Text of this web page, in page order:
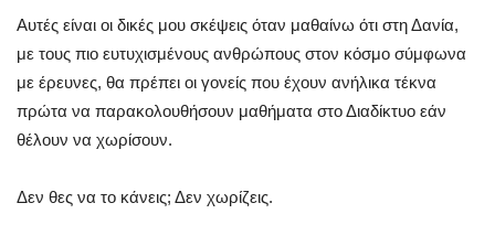
Αυτές είναι οι δικές μου σκέψεις όταν μαθαίνω ότι στη Δανία,
με τους πιο ευτυχισμένους ανθρώπους στον κόσμο σύμφωνα
με έρευνες, θα πρέπει οι γονείς που έχουν ανήλικα τέκνα
πρώτα να παρακολουθήσουν μαθήματα στο Διαδίκτυο εάν
θέλουν να χωρίσουν.
Δεν θες να το κάνεις; Δεν χωρίζεις.